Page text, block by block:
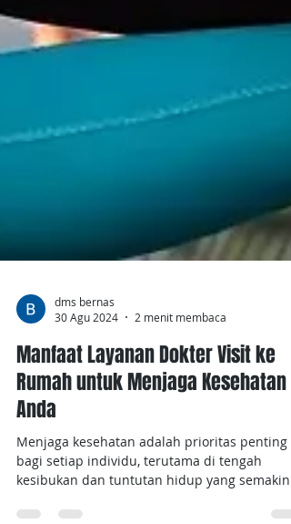
dms bernas
30 Agu 2024
2 menit membaca
Manfaat Layanan Dokter Visit ke
Rumah untuk Menjaga Kesehatan
Anda
Menjaga kesehatan adalah prioritas penting